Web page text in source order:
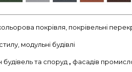
покрівля, покрівельні
модульні будівлі
та споруд , фасадів